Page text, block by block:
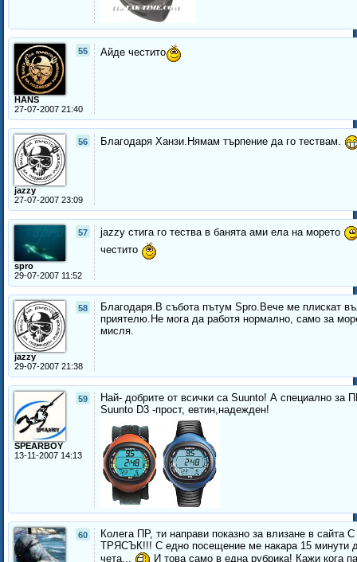
55
HANS
27-07-2007 21:40
Айде честито
56
jazzy
27-07-2007 23:09
Благодаря Ханзи.Нямам търпение да го тествам.
57
spro
29-07-2007 11:52
jazzy стига го тества в банята ами ела на морето
честито
58
jazzy
29-07-2007 21:38
Благодаря.В събота пътум Spro.Вече ме плискат
приятелю.Не мога да работя нормално, само за
мисля.
59
SPEARBOY
13-11-2007 14:13
Най- добрите от всички са Suunto! А специално за
Suunto D3 -прост, евтин,надежден!
60
Колега ПР, ти направи показно за влизане в сайта С
ТРЯСЪК!!! С едно посещение ме накара 15 минути
чета...
И това само в една рубрика! Кажи кога